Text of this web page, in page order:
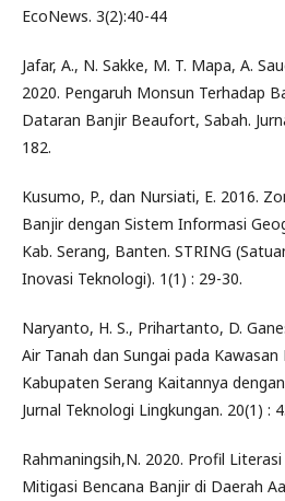
EcoNews. 3(2):40-44
Jafar, A., N. Sakke, M. T. Mapa, A.
2020. Pengaruh Monsun Terhadap
Dataran Banjir Beaufort, Sabah.
182.
Kusumo, P., dan Nursiati, E. 2016.
Banjir dengan Sistem Informasi
Kab. Serang, Banten. STRING
Inovasi Teknologi). 1(1) : 29-30.
Naryanto, H. S., Prihartanto, D.
Air Tanah dan Sungai pada Kawasan
Kabupaten Serang Kaitannya
Jurnal Teknologi Lingkungan. 20(1) :
Rahmaningsih,N. 2020. Profil
Mitigasi Bencana Banjir di Daerah